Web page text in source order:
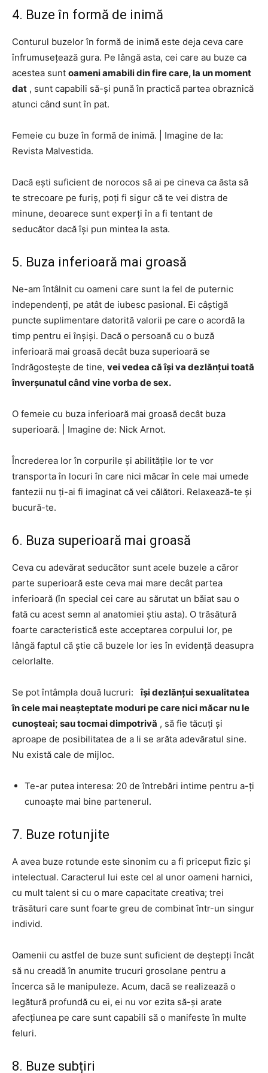
4. Buze în formă de inimă
Conturul buzelor în formă de inimă este deja ceva care
înfrumusețează gura. Pe lângă asta, cei care au buze ca
acestea sunt oameni amabili din fire care, la un moment
dat , sunt capabili să-și pună în practică partea obraznică
atunci când sunt în pat.
Femeie cu buze în formă de inimă.
Imagine de la:
Revista Malvestida.
Dacă ești suficient de norocos să ai pe cineva ca ăsta să
te strecoare pe furiș, poți fi sigur că te vei distra de
minune, deoarece sunt experți în a fi tentant de
seducător dacă își pun mintea la asta.
5. Buza inferioară mai groasă
Ne-am întâlnit cu oameni care sunt la fel de puternic
independenți, pe atât de iubesc pasional. Ei câștigă
puncte suplimentare datorită valorii pe care o acordă la
timp pentru ei înșiși. Dacă o persoană cu o buză
inferioară mai groasă decât buza superioară se
îndrăgostește de tine, vei vedea că își va dezlănțui toată
înverșunatul când vine vorba de sex.
O femeie cu buza inferioară mai groasă decât buza
superioară.
Imagine de: Nick Arnot.
Încrederea lor în corpurile și abilitățile lor te vor
transporta în locuri în care nici măcar în cele mai umede
fantezii nu ți-ai fi imaginat că vei călători. Relaxează-te și
bucură-te.
6. Buza superioară mai groasă
Ceva cu adevărat seducător sunt acele buzele a căror
parte superioară este ceva mai mare decât partea
inferioară (în special cei care au sărutat un băiat sau o
fată cu acest semn al anatomiei știu asta). O trăsătură
foarte caracteristică este acceptarea corpului lor, pe
lângă faptul că știe că buzele lor ies în evidență deasupra
celorlalte.
Se pot întâmpla două lucruri:își dezlănțui sexualitatea
în cele mai neașteptate moduri pe care nici măcar nu le
cunoșteai; sau tocmai dimpotrivă , să fie tăcuți și
aproape de posibilitatea de a li se arăta adevăratul sine.
Nu există cale de mijloc.
Te-ar putea interesa: 20 de întrebări intime pentru a-ți
cunoaște mai bine partenerul.
7. Buze rotunjite
A avea buze rotunde este sinonim cu a fi priceput fizic și
intelectual. Caracterul lui este cel al unor oameni harnici,
cu mult talent si cu o mare capacitate creativa; trei
trăsături care sunt foarte greu de combinat într-un singur
individ.
Oamenii cu astfel de buze sunt suficient de deștepți încât
să nu creadă în anumite trucuri grosolane pentru a
încerca să le manipuleze. Acum, dacă se realizează o
legătură profundă cu ei, ei nu vor ezita să-și arate
afecțiunea pe care sunt capabili să o manifeste în multe
feluri.
8. Buze subțiri